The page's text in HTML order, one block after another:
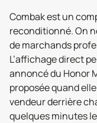
Combak est un
reconditionné. On
de marchands
L’affichage direct
annoncé du Honor
proposée quand
vendeur derrière
quelques minutes